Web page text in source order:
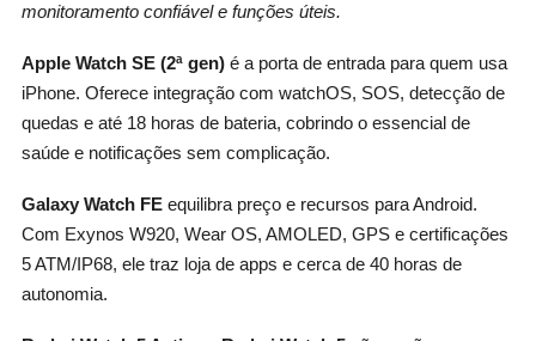
monitoramento confiável e funções úteis.
Apple Watch SE (2ª gen)é a porta de entrada para quem usa
iPhone. Oferece integração com watchOS, SOS, detecção de
quedas e até 18 horas de bateria, cobrindo o essencial de
saúde e notificações sem complicação.
Galaxy Watch FEequilibra preço e recursos para Android.
Com Exynos W920, Wear OS, AMOLED, GPS e certificações
5 ATM/IP68, ele traz loja de apps e cerca de 40 horas de
autonomia.